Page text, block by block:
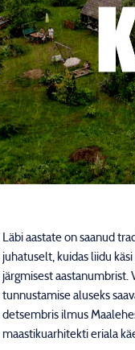
Läbi aastate on saanud
juhatuselt, kuidas liidu
järgmisest aastanumbrist.
tunnustamise aluseks
detsembris ilmus
maastikuarhitekti eriala